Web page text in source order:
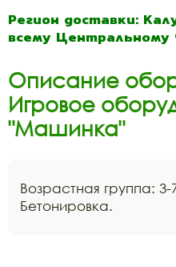
Регион доставки:
всему Центральному
Описание
Игровое
"Машинка"
Возрастная группа:
Бетонировка.